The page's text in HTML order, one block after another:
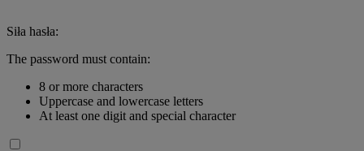
Siła hasła:
The password must contain:
8 or more characters
Uppercase and lowercase letters
At least one digit and special character